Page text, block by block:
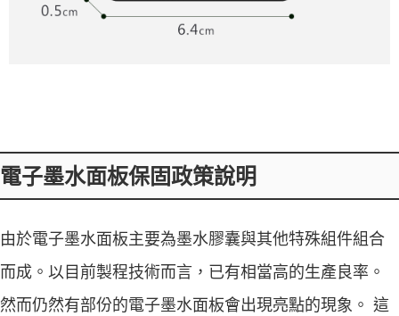
電子墨水面板保固政策說明
由於電子墨水面板主要為墨水膠囊與其他特殊組件組合
而成。以目前製程技術而言，已有相當高的生產良率。
然而仍然有部份的電子墨水面板會出現亮點的現象。 這